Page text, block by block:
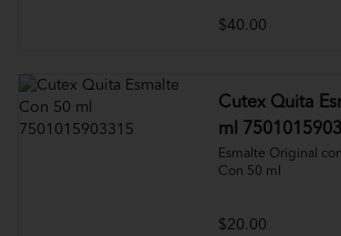
$40.00
Cutex Quita
ml
Esmalte Original
Con 50 ml
$20.00